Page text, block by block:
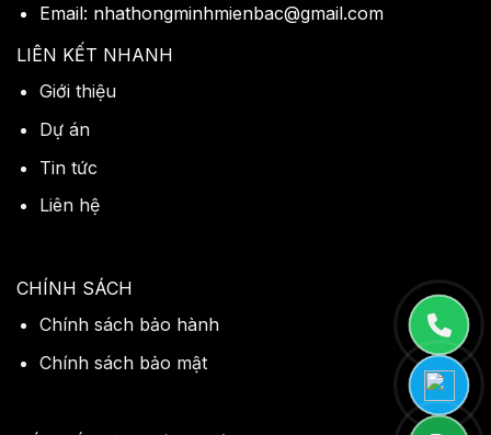
Email: nhathongminhmienbac@gmail.com
LIÊN KẾT NHANH
Giới thiệu
Dự án
Tin tức
Liên hệ
CHÍNH SÁCH
Chính sách bảo hành
Chính sách bảo mật